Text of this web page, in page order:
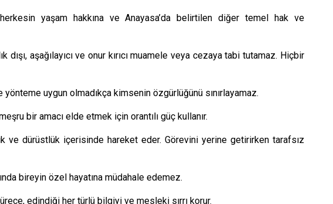
yaşam hakkına ve Anayasa’da belirtilen diğer temel hak ve
aşağılayıcı ve onur kırıcı muamele veya cezaya tabi tutamaz. Hiçbir
uygun olmadıkça kimsenin özgürlüğünü sınırlayamaz.
bir amacı elde etmek için orantılı güç kullanır.
ve dürüstlük içerisinde hareket eder. Görevini yerine getirirken tarafsız
bireyin özel hayatına müdahale edemez.
edindiği her türlü bilgiyi ve mesleki sırrı korur.